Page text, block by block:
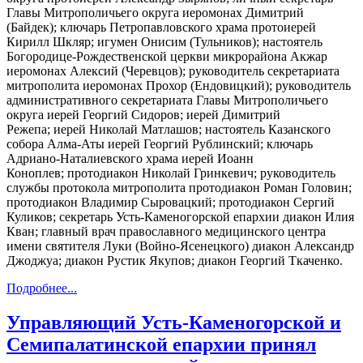
Главы Митрополичьего округа иеромонах Димитрий
(Байдек); ключарь Петропавловского храма протоиерей
Кирилл Шкляр; игумен Онисим (Тульников); настоятель
Богородице-Рождественской церкви микрорайона Акжар
иеромонах Алексий (Черевцов); руководитель секретариата
митрополита иеромонах Прохор (Ендовицкий); руководитель
административного секретариата Главы Митрополичьего
округа иерей Георгий Сидоров; иерей Димитрий
Режепа; иерей Николай Матлашов; настоятель Казанского
собора Алма-Аты иерей Георгий Рублинский; ключарь
Адриано-Наталиевского храма иерей Иоанн
Коноплев; протодиакон Николай Гринкевич; руководитель
службы протокола митрополита протодиакон Роман Головин;
протодиакон Владимир Сыровацкий; протодиакон Сергий
Куликов; секретарь Усть-Каменогорской епархии диакон Илия
Кван; главный врач православного медицинского центра
имени святителя Луки (Войно-Ясенецкого) диакон Александр
Джоджуа; диакон Рустик Якупов; диакон Георгий Ткаченко.
Подробнее...
Управляющий Усть-Каменогорской и
Семипалатинской епархии принял